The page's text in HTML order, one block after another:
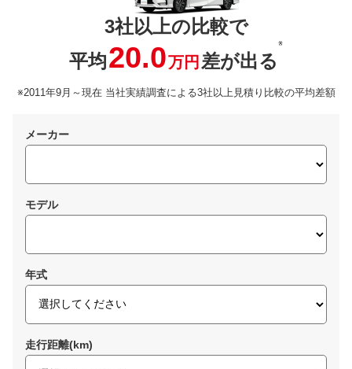
3社以上の比較で
平均20.0万円 差が出る
※
※2011年9月～現在 当社実績調査による3社以上見積り比較の平均差額
メーカー
モデル
年式
走行距離(km)